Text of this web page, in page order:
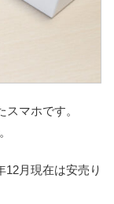
マホです。
12月現在は安売り